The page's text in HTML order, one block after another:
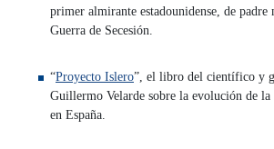
primer almirante estadounidense, de
Guerra de Secesión.
“Proyecto Islero”, el libro del científico y
Guillermo Velarde sobre la evolución de
en España.